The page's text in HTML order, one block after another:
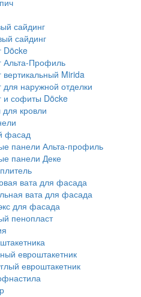
сайдинг
сайдинг
Döcke
Альта-Профиль
вертикальный Mirida
для наружной отделки
и софиты Döcke
кровли
фасад
панели Альта-профиль
панели Деке
вата для фасада
вата для фасада
для фасада
пенопласт
евроштакетник
евроштакетник